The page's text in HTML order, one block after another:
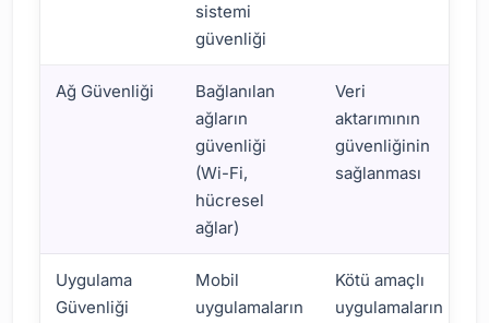
sistemi
güvenliği
Ağ Güvenliği
Bağlanılan
ağların
güvenliği
(Wi-Fi,
hücresel
ağlar)
Veri
aktarımının
güvenliğinin
sağlanması
Uygulama
Güvenliği
Mobil
uygulamaların
Kötü amaçlı
uygulamaların